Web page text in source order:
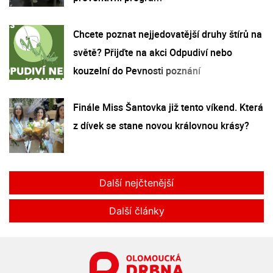
Chcete poznat nejjedovatější druhy štírů na
světě? Přijďte na akci Odpudiví nebo
kouzelní do Pevnosti poznání
Finále Miss Šantovka již tento víkend. Která
z dívek se stane novou královnou krásy?
Další nejčtenější
Další články